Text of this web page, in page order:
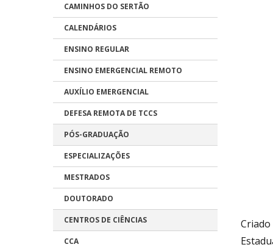
CAMINHOS DO SERTÃO
CALENDÁRIOS
ENSINO REGULAR
ENSINO EMERGENCIAL REMOTO
AUXÍLIO EMERGENCIAL
DEFESA REMOTA DE TCCS
PÓS-GRADUAÇÃO
ESPECIALIZAÇÕES
MESTRADOS
DOUTORADO
CENTROS DE CIÊNCIAS
CCA